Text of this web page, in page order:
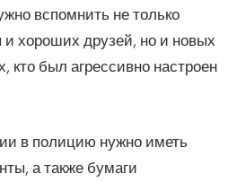
вспомнить не только
и хороших друзей, но и новых
кто был агрессивно настроен
в полицию нужно иметь
а также бумаги